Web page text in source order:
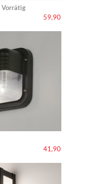
Vorrätig
59,90
41,90